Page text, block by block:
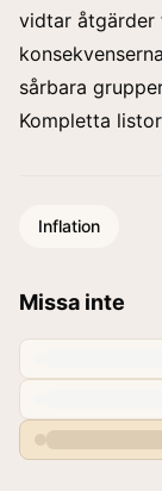
vidtar åtgärder
sårbara
Kompletta
Inflation
Missa inte